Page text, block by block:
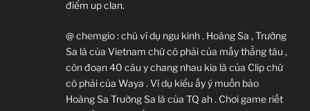
điểm up clan.
@ chemgio : chú ví dụ ngu kinh . Hoàng Sa , Trường
Sa là của Vietnam chứ có phải của mấy thằng tàu ,
còn đoạn 40 câu y chang nhau kia là của Clip chứ
có phải của Waya . Ví dụ kiểu ấy ý muốn bảo
Hoàng Sa Trường Sa là của TQ ah . Chơi game riết